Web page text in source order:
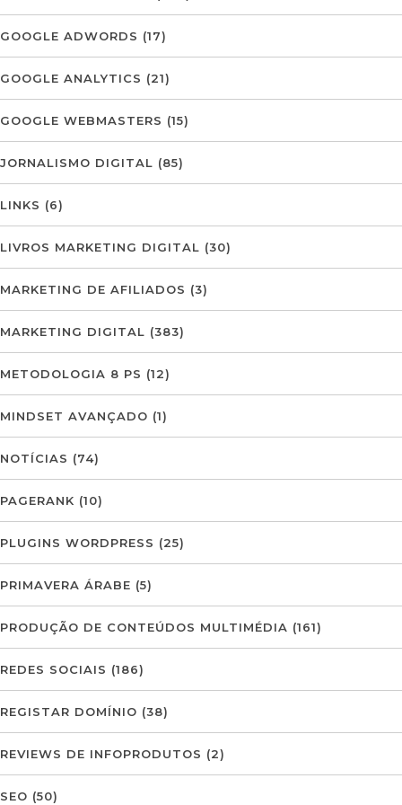
GOOGLE ADWORDS (17)
GOOGLE ANALYTICS (21)
GOOGLE WEBMASTERS (15)
JORNALISMO DIGITAL (85)
LINKS (6)
LIVROS MARKETING DIGITAL (30)
MARKETING DE AFILIADOS (3)
MARKETING DIGITAL (383)
METODOLOGIA 8 PS (12)
MINDSET AVANÇADO (1)
NOTÍCIAS (74)
PAGERANK (10)
PLUGINS WORDPRESS (25)
PRIMAVERA ÁRABE (5)
PRODUÇÃO DE CONTEÚDOS MULTIMÉDIA (161)
REDES SOCIAIS (186)
REGISTAR DOMÍNIO (38)
REVIEWS DE INFOPRODUTOS (2)
SEO (50)